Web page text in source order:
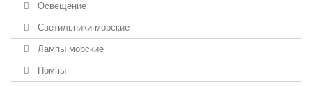
Освещение
Светильники морские
Лампы морские
Помпы